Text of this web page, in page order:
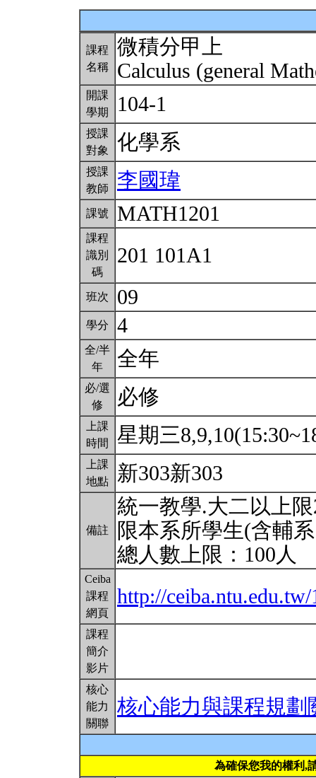
課程
名稱
微積分甲上
Calculus (general
開課
學期
104-1
授課
對象
化學系
授課
教師
李國瑋
課號 MATH1201
課程
識別
碼
201 101A1
班次 09
學分 4
全/半
年
全年
必/選
修
必修
上課
時間
星期三
上課
地點
新303新303
備註
統一教學.大二以上
限本系所學生(含輔
總人數上限：100人
Ceiba
課程
網頁
http://
課程
簡介
影片
核心
能力
關聯
核心能力與課程規劃
為確保您我的權利,